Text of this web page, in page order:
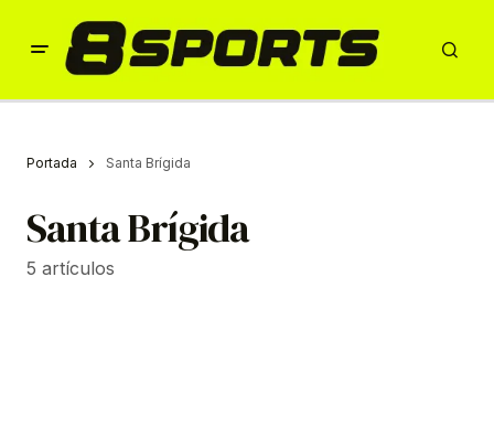
Portada Santa Brígida
Santa Brígida
5 artículos